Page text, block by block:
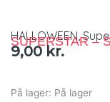
HALLOWEEN ,
SUPERSTAR –
9,00kr.
På lager: På lager